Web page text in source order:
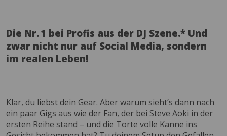
Die Nr. 1 bei Profis aus der DJ Szene.* Und
zwar nicht nur auf Social Media, sondern
im realen Leben!
Klar, du liebst dein Gear. Aber warum sieht’s dann nach
ein paar Gigs aus wie der Fan, der bei Steve Aoki in der
ersten Reihe stand – und die Torte volle Kanne ins